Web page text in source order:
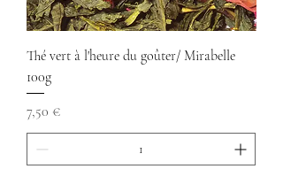
Thé vert à l'heure du goûter/ Mirabelle
100g
Prix
7,50 €